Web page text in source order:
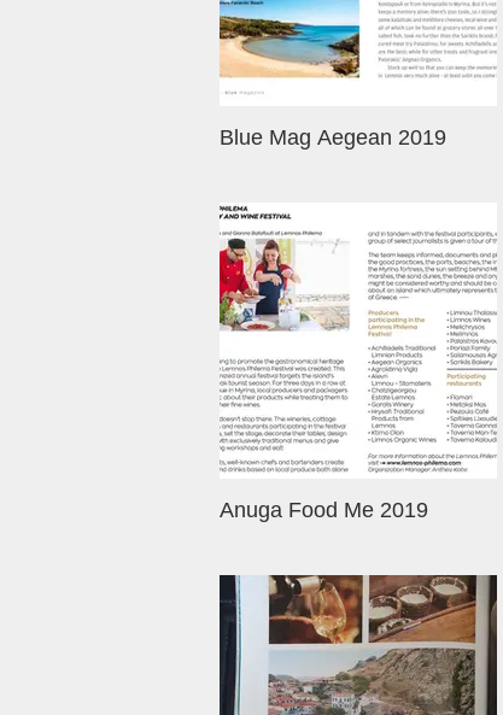
Blue Mag Aegean 2019
Anuga Food Me 2019